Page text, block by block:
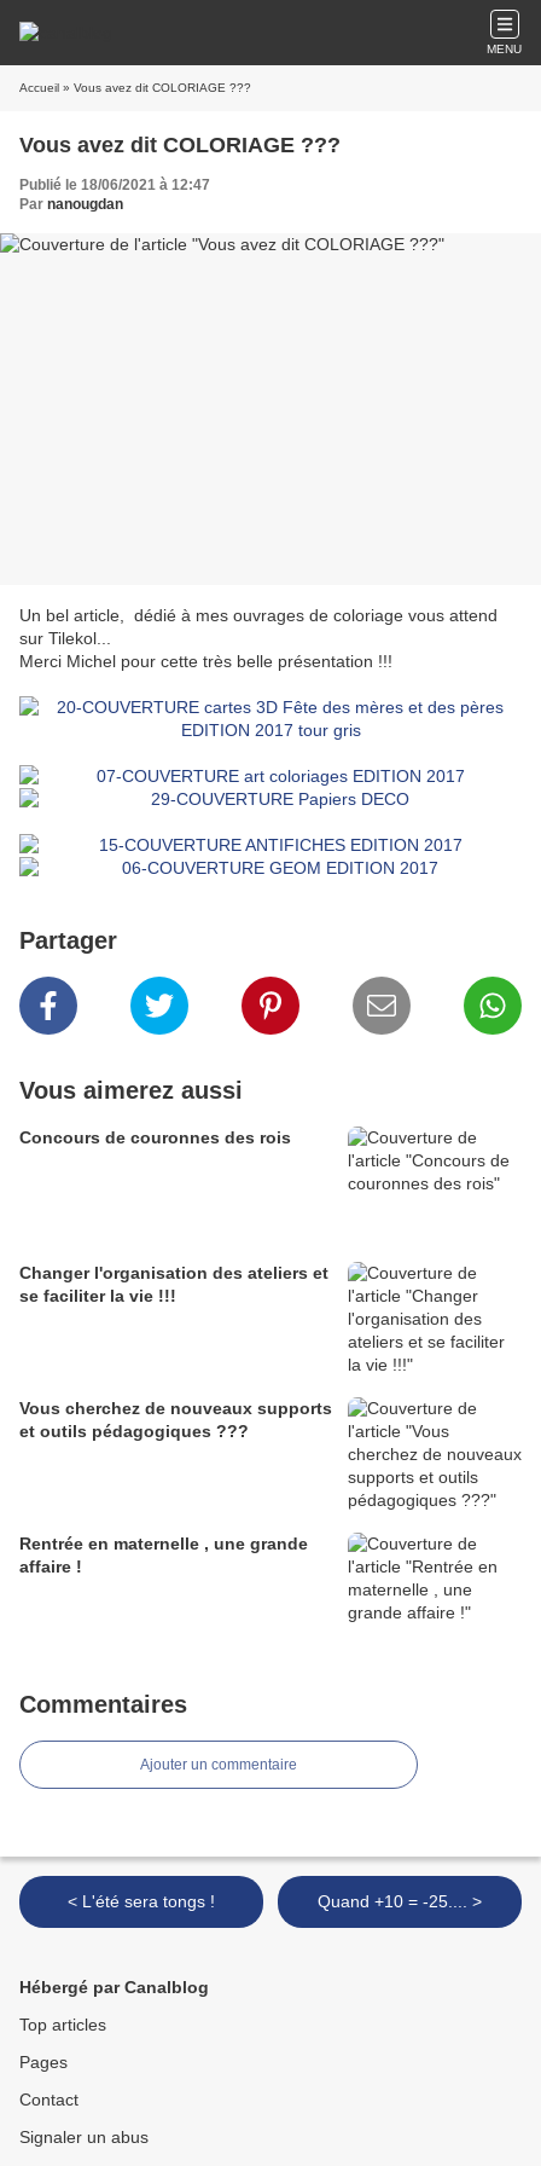
MENU
Accueil » Vous avez dit COLORIAGE ???
Vous avez dit COLORIAGE ???
Publié le 18/06/2021 à 12:47
Par nanougdan
Un bel article, dédié à mes ouvrages de coloriage vous attend
sur Tilekol...
Merci Michel pour cette très belle présentation !!!
Partager
Vous aimerez aussi
Concours de couronnes des rois
Changer l'organisation des ateliers et
se faciliter la vie !!!
Vous cherchez de nouveaux supports
et outils pédagogiques ???
Rentrée en maternelle , une grande
affaire !
Commentaires
Ajouter un commentaire
< L'été sera tongs ! Quand +10 = -25.... >
Hébergé par Canalblog
Top articles
Pages
Contact
Signaler un abus